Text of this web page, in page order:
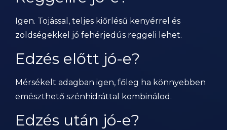
Igen. Tojással, teljes kiőrlésű kenyérrel és
zöldségekkel jó fehérjedús reggeli lehet.
Edzés előtt jó-e?
Mérsékelt adagban igen, főleg ha könnyebben
emészthető szénhidráttal kombinálod.
Edzés után jó-e?